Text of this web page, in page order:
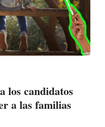
los candidatos
a las familias